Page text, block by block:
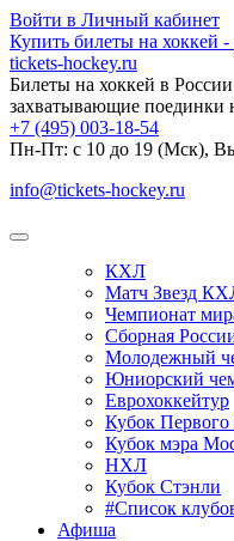
Войти в Личный кабинет
Купить билеты на хоккей
tickets-hockey.ru
Билеты на хоккей в
захватывающие поединки
+7 (495) 003-18-54
Пн-Пт: c 10 до 19 (Мск),
info@tickets-hockey.ru
КХЛ
Матч Звезд
Чемпионат
Сборная
Молодежный
Юниорский
Еврохоккейтур
Кубок Первого
Кубок мэра
НХЛ
Кубок Стэнли
#Список
Афиша